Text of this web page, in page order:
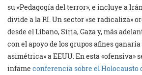
su «Pedagogía del terror», e incluye a
divide a la RI. Un sector «se radicaliza»
desde el Líbano, Siria, Gaza y, más
con el apoyo de los grupos afines
asimétrica» a EEUU. En esta «ofensiva»
infame conferencia sobre el Holocausto